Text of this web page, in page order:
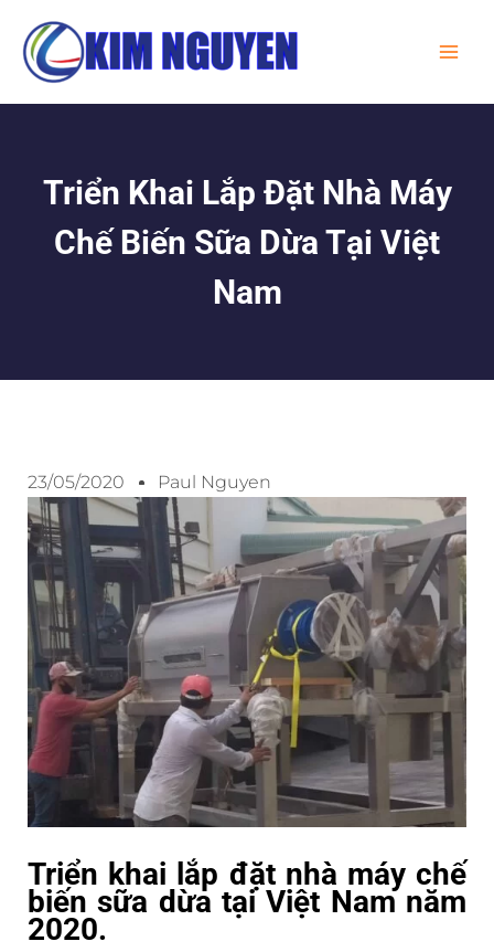
content
Triển Khai Lắp Đặt Nhà Máy
Chế Biến Sữa Dừa Tại Việt
Nam
23/05/2020 Paul Nguyen
Triển khai lắp đặt nhà máy chế
biến sữa dừa tại Việt Nam năm
2020.